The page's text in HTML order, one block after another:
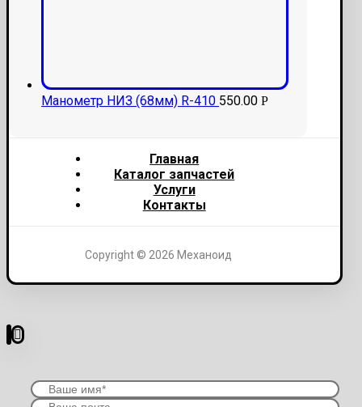
Манометр НИЗ (68мм) R-410 550.00 Р
Главная
Каталог запчастей
Услуги
Контакты
Copyright © 2026 Механоид